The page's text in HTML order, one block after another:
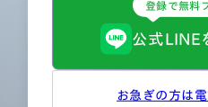
登録で無料
公式LINE
お急ぎの方は